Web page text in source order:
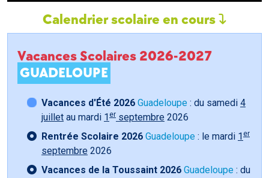
Calendrier scolaire en cours
Vacances Scolaires 2026-2027
GUADELOUPE
Vacances d'Été 2026 Guadeloupe : du samedi 4
juillet au mardi 1 er septembre 2026
Rentrée Scolaire 2026 Guadeloupe : le mardi 1 er
septembre 2026
Vacances de la Toussaint 2026 Guadeloupe : du